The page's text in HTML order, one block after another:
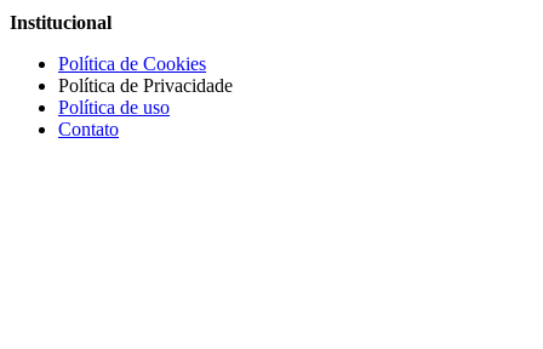
Institucional
Política de Cookies
Política de Privacidade
Política de uso
Contato